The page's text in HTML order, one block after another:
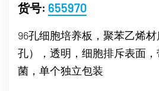
货号: 655970
96孔细胞培养板，聚苯乙烯
孔），透明，细胞排斥表面
菌，单个独立包装